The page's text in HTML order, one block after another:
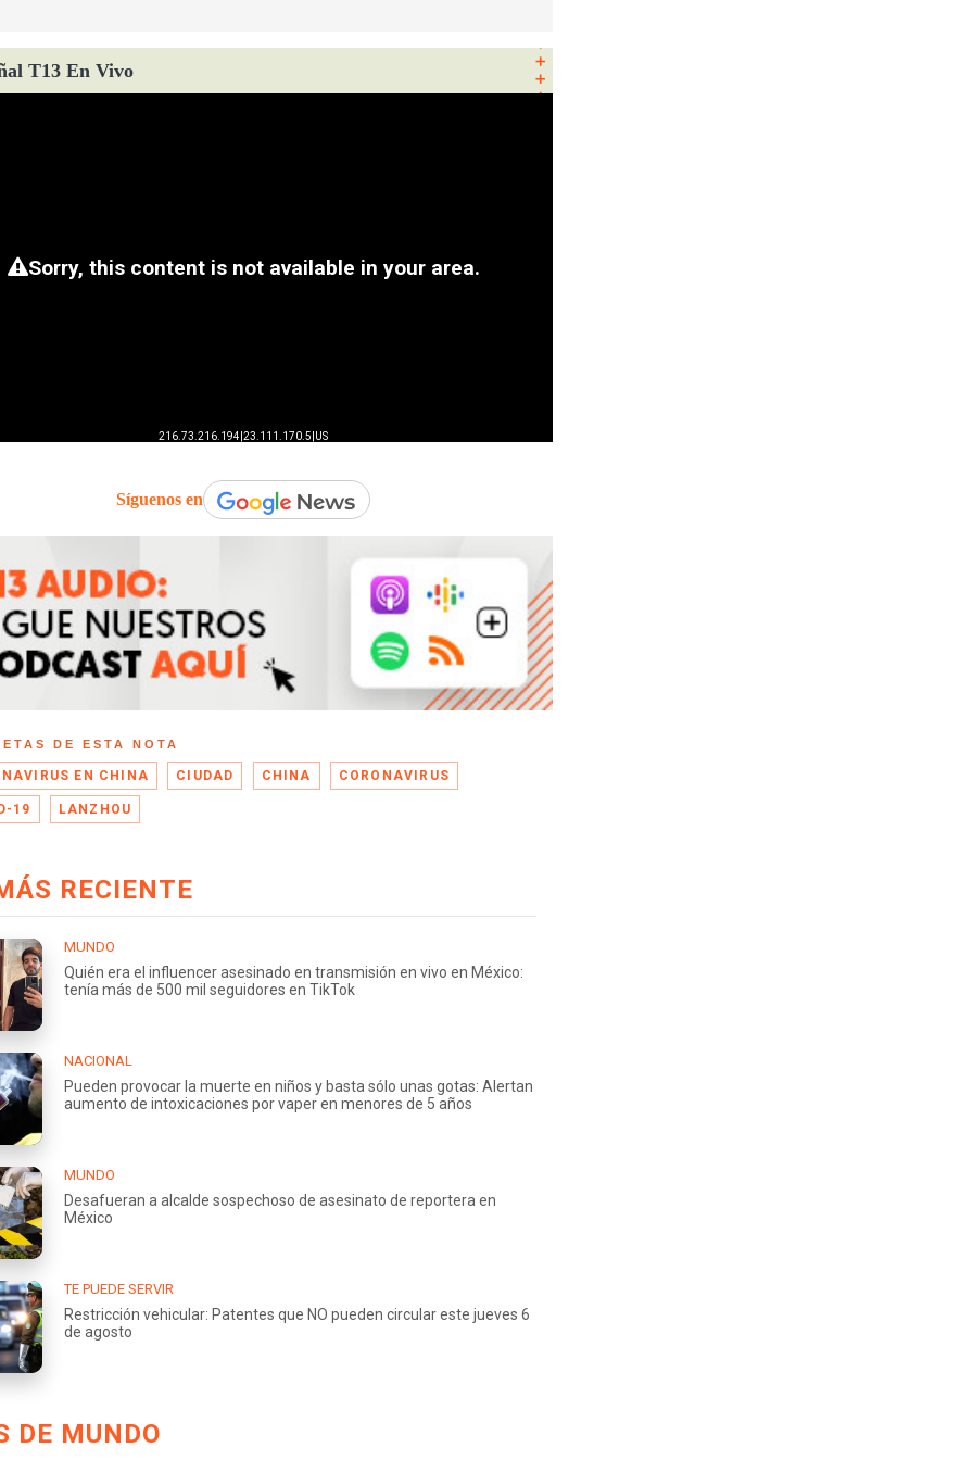
T13 En Vivo
Síguenos en
DE ESTA NOTA
EN CHINA CIUDAD CHINA CORONAVIRUS
19 LANZHOU
RECIENTE
MUNDO
Quién era el influencer asesinado en transmisión en vivo en México:
tenía más de 500 mil seguidores en TikTok
NACIONAL
Pueden provocar la muerte en niños y basta sólo unas gotas: Alertan
aumento de intoxicaciones por vaper en menores de 5 años
MUNDO
Desafueran a alcalde sospechoso de asesinato de reportera en
México
TE PUEDE SERVIR
Restricción vehicular: Patentes que NO pueden circular este jueves 6
de agosto
DE MUNDO